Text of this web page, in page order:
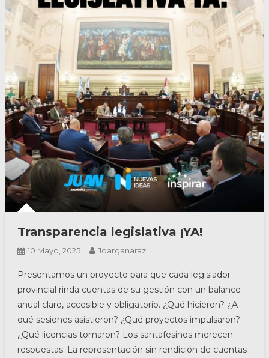
Transparencia legislativa ¡YA!
10 Mayo, 2025 Jdarganaraz
Presentamos un proyecto para que cada legislador
provincial rinda cuentas de su gestión con un balance
anual claro, accesible y obligatorio. ¿Qué hicieron? ¿A
qué sesiones asistieron? ¿Qué proyectos impulsaron?
¿Qué licencias tomaron? Los santafesinos merecen
respuestas. La representación sin rendición de cuentas